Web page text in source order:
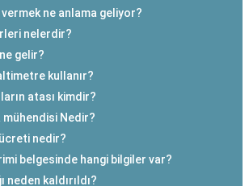
ne anlama geliyor?
nelerdir?
gelir?
kullanır?
atası kimdir?
mühendisi Nedir?
nedir?
belgesinde hangi bilgiler var?
neden kaldırıldı?